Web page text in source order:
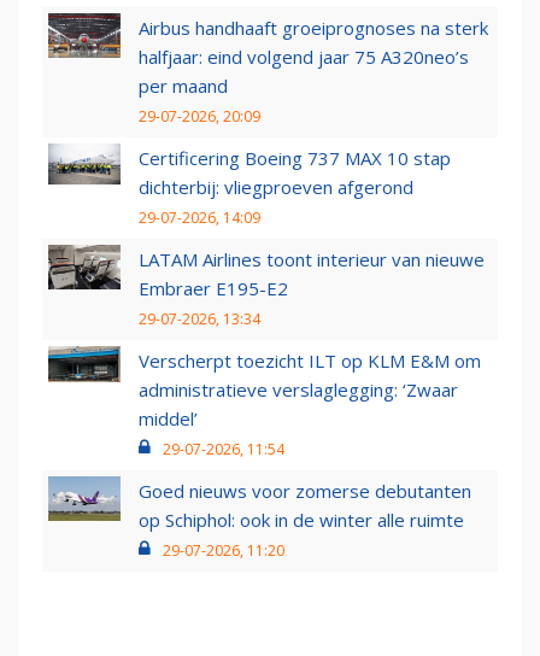
Airbus handhaaft groeiprognoses na sterk
halfjaar: eind volgend jaar 75 A320neo’s
per maand
29-07-2026, 20:09
Certificering Boeing 737 MAX 10 stap
dichterbij: vliegproeven afgerond
29-07-2026, 14:09
LATAM Airlines toont interieur van nieuwe
Embraer E195-E2
29-07-2026, 13:34
Verscherpt toezicht ILT op KLM E&M om
administratieve verslaglegging: ‘Zwaar
middel’
29-07-2026, 11:54
Goed nieuws voor zomerse debutanten
op Schiphol: ook in de winter alle ruimte
29-07-2026, 11:20